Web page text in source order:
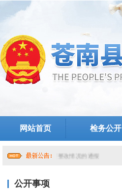
网站首页 检务公开
党组关于提级巡察整改情况的通报
公开事项